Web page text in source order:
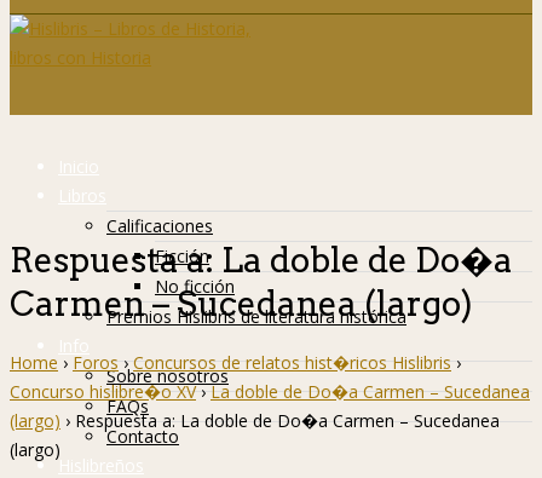
Inicio
Libros
Calificaciones
Ficción
No ficción
Premios Hislibris de literatura histórica
Info
Sobre nosotros
FAQs
Contacto
Hislibreños
Respuesta a: La doble de Do�a
Carmen – Sucedanea (largo)
Home › Foros › Concursos de relatos hist�ricos Hislibris ›
Concurso hislibre�o XV › La doble de Do�a Carmen – Sucedanea
(largo) › Respuesta a: La doble de Do�a Carmen – Sucedanea
(largo)